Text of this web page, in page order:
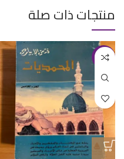
منتجات ذات صلة
-43%